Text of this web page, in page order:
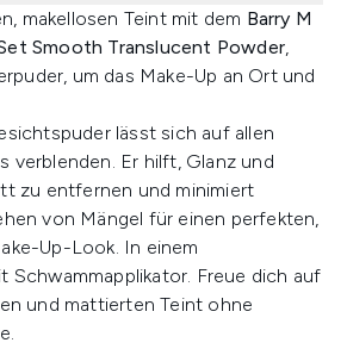
makellosen Teint mit dem Barry M
Smooth Translucent Powder,
um das Make-Up an Ort und
lässt sich auf allen
verblenden. Er hilft, Glanz und
zu entfernen und minimiert
von Mängel für einen perfekten,
Up-Look. In einem
Schwammapplikator. Freue dich auf
und mattierten Teint ohne